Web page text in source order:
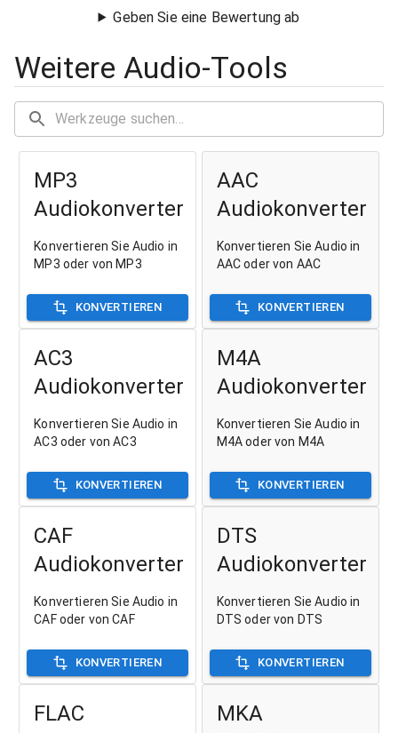
Geben Sie eine Bewertung ab
Weitere Audio-Tools
MP3
Audiokonverter
Konvertieren Sie Audio in
MP3 oder von MP3
KONVERTIEREN
AAC
Audiokonverter
Konvertieren Sie Audio in
AAC oder von AAC
KONVERTIEREN
AC3
Audiokonverter
Konvertieren Sie Audio in
AC3 oder von AC3
KONVERTIEREN
M4A
Audiokonverter
Konvertieren Sie Audio in
M4A oder von M4A
KONVERTIEREN
CAF
Audiokonverter
Konvertieren Sie Audio in
CAF oder von CAF
KONVERTIEREN
DTS
Audiokonverter
Konvertieren Sie Audio in
DTS oder von DTS
KONVERTIEREN
FLAC
MKA